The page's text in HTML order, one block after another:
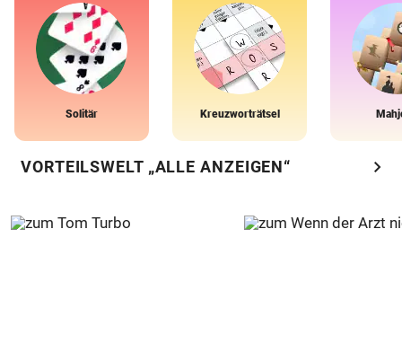
Solitär Kreuzworträtsel
VORTEILSWELT „ALLE ANZEIGEN“ chevron_right